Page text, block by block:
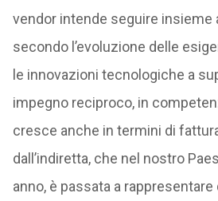
vendor intende seguire insieme
secondo l’evoluzione delle
le innovazioni tecnologiche a
impegno reciproco, in
cresce anche in termini di
dall’indiretta, che nel nostro
anno, è passata a rappresentare